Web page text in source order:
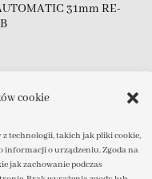
cookie
technologii, takich jak pliki cookie,
informacji o urządzeniu. Zgoda na
jak zachowanie podczas
31mm RE-